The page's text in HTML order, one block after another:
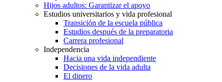
Hijos adultos: Garantizar el apoyo
Estudios universitarios y vida profesional
Transición de la escuela pública
Estudios después de la preparatoria
Carrera profesional
Independencia
Hacia una vida independiente
Decisiones de la vida adulta
El dinero